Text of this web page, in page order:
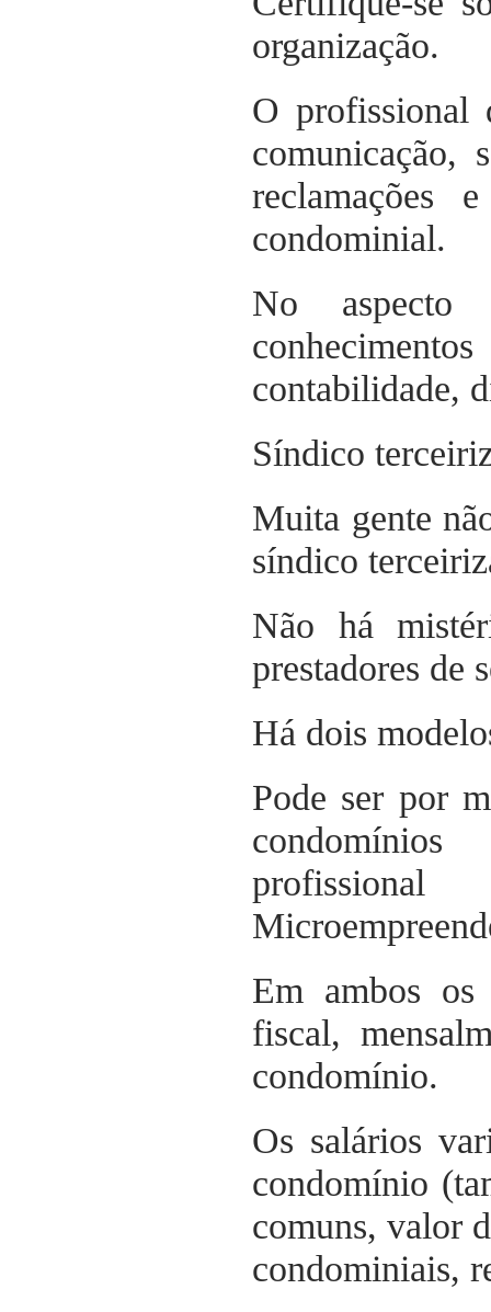
organização.
O profissional
comunicação,
reclamações
condominial.
No aspecto
contabilidade,
Síndico
Muita gente
síndico
Não há
prestadores de
Há dois
Pode ser por
Em ambos
fiscal,
condomínio.
Os salários
condomínio
comuns, valor
condominiais,